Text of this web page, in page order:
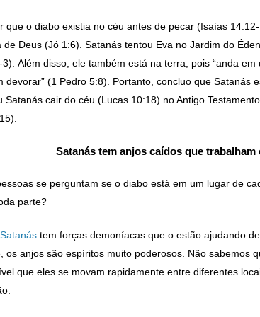
que o diabo existia no céu antes de pecar (Isaías
de Deus (Jó 1:6). Satanás tentou Eva no Jardim do
Além disso, ele também está na terra, pois “anda em
devorar” (1 Pedro 5:8). Portanto, concluo que Satanás
Satanás cair do céu (Lucas 10:18) no Antigo
Satanás tem anjos caídos que trabalham
se perguntam se o diabo está em um lugar de
parte?
Satanás tem forças demoníacas que o estão ajudando
os anjos são espíritos muito poderosos. Não sabemos
que eles se movam rapidamente entre diferentes